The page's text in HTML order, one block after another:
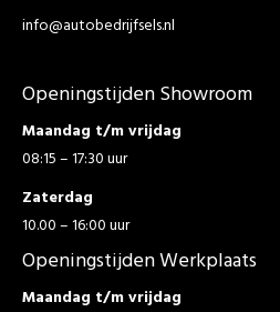
info@autobedrijfsels.nl
Openingstijden Showroom
Maandag t/m vrijdag
08:15 – 17:30 uur
Zaterdag
10.00 – 16:00 uur
Openingstijden Werkplaats
Maandag t/m vrijdag